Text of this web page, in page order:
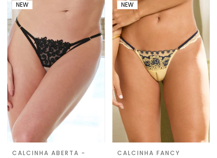
NEW
CALCINHA ABERTA -
NEW
CALCINHA FANCY